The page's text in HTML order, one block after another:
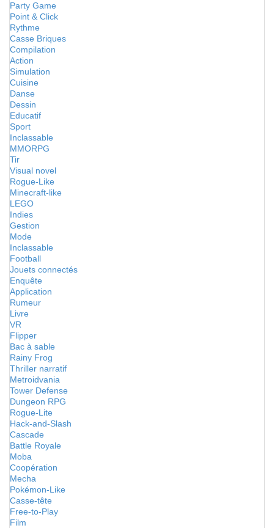
Party Game
Point & Click
Rythme
Casse Briques
Compilation
Action
Simulation
Cuisine
Danse
Dessin
Educatif
Sport
Inclassable
MMORPG
Tir
Visual novel
Rogue-Like
Minecraft-like
LEGO
Indies
Gestion
Mode
Inclassable
Football
Jouets connectés
Enquête
Application
Rumeur
Livre
VR
Flipper
Bac à sable
Rainy Frog
Thriller narratif
Metroidvania
Tower Defense
Dungeon RPG
Rogue-Lite
Hack-and-Slash
Cascade
Battle Royale
Moba
Coopération
Mecha
Pokémon-Like
Casse-tête
Free-to-Play
Film